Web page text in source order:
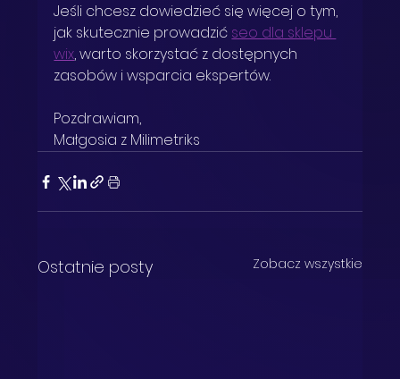
Jeśli chcesz dowiedzieć się więcej o tym,
jak skutecznie prowadzić seo dla sklepu
wix, warto skorzystać z dostępnych
zasobów i wsparcia ekspertów.
Pozdrawiam,
Małgosia z Milimetriks
Ostatnie posty Zobacz wszystkie